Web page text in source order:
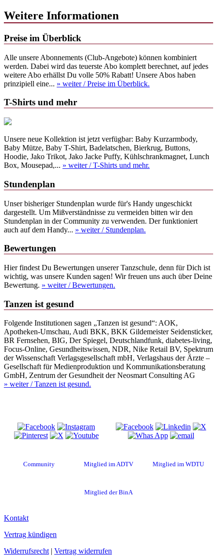
Weitere Informationen
Preise im Überblick
Alle unsere Abonnements (Club-Angebote) können kombiniert
werden. Dabei wird das teuerste Abo komplett berechnet, auf jedes
weitere Abo erhällst Du volle 50% Rabatt! Unsere Abos haben
prinzipiell eine... » weiter/ Preise im Überblick.
T-Shirts und mehr
Unsere neue Kollektion ist jetzt verfügbar: Baby Kurzarmbody,
Baby Mütze, Baby T-Shirt, Badelatschen, Bierkrug, Buttons,
Hoodie, Jako Trikot, Jako Jacke Puffy, Kühlschrankmagnet, Lunch
Box, Mousepad,... » weiter/ T-Shirts und mehr.
Stundenplan
Unser bisheriger Stundenplan wurde für's Handy ungeschickt
dargestellt. Um Mißverständnisse zu vermeiden bitten wir den
Stundenplan in der Community zu verwenden. Der funktioniert
auch auf dem Handy... » weiter/ Stundenplan.
Bewertungen
Hier findest Du Bewertungen unserer Tanzschule, denn für Dich ist
wichtig, was unsere Kunden sagen! Wir freuen uns auch über Deine
Bewertung. » weiter/ Bewertungen.
Tanzen ist gesund
Folgende Institutionen sagen „Tanzen ist gesund“: AOK,
Apotheken-Umschau, Audi BKK, BKK Gildemeister Seidensticker,
BR Fernsehen, BIG, Der Spiegel, Deutschlandfunk, diabetes-living,
Focus-Online, Gesundheitswissen, NDR, Nike Retail BV, Spektrum
der Wissenschaft Verlagsgesellschaft mbH, Verlagshaus der Ärzte –
Gesellschaft für Medienproduktion und Kommunikationsberatung
GmbH, Zentrum der Gesundheit der Neosmart Consulting AG
» weiter/ Tanzen ist gesund.
Community Mitglied im ADTV Mitglied im WDTU
Mitglied der BinA
Kontakt
Vertrag kündigen
Widerrufsrecht| Vertrag widerrufen